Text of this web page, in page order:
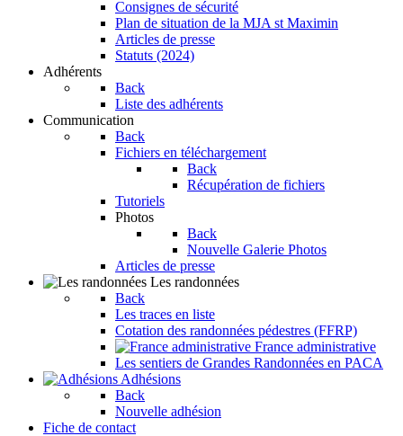
Consignes de sécurité
Plan de situation de la MJA st Maximin
Articles de presse
Statuts (2024)
Adhérents
Back
Liste des adhérents
Communication
Back
Fichiers en téléchargement
Back
Récupération de fichiers
Tutoriels
Photos
Back
Nouvelle Galerie Photos
Articles de presse
Les randonnées
Back
Les traces en liste
Cotation des randonnées pédestres (FFRP)
France administrative
Les sentiers de Grandes Randonnées en PACA
Adhésions
Back
Nouvelle adhésion
Fiche de contact